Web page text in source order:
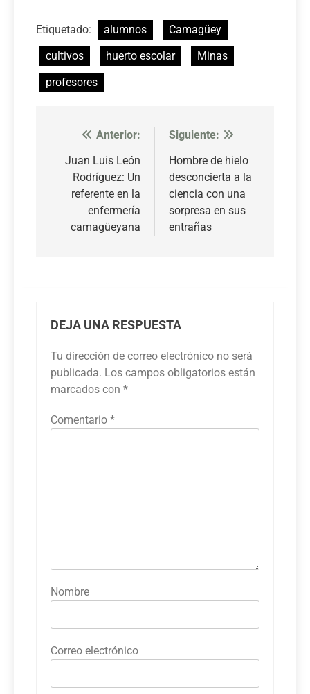
Etiquetado: alumnos
Camagüey
cultivos
huerto escolar
Minas
profesores
Navegación
de
entradas
Anterior:
Juan Luis León
Rodríguez: Un
referente en la
enfermería
camagüeyana
Siguiente:
Hombre de hielo
desconcierta a la
ciencia con una
sorpresa en sus
entrañas
DEJA UNA RESPUESTA
Tu dirección de correo electrónico no será
publicada. Los campos obligatorios están
marcados con *
Comentario *
Nombre
Correo electrónico